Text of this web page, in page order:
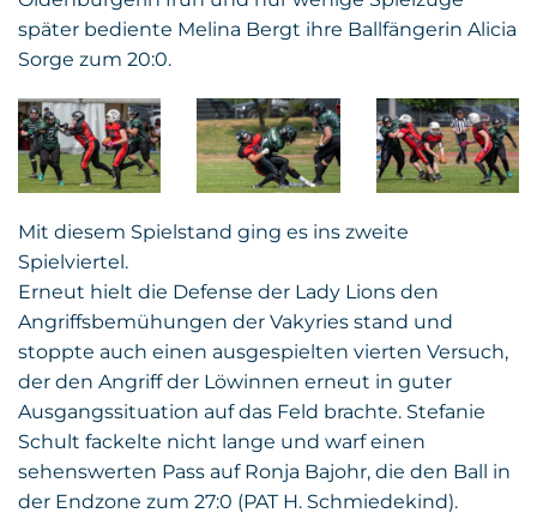
später bediente Melina Bergt ihre Ballfängerin Alicia
Sorge zum 20:0.
Mit diesem Spielstand ging es ins zweite
Spielviertel.
Erneut hielt die Defense der Lady Lions den
Angriffsbemühungen der Vakyries stand und
stoppte auch einen ausgespielten vierten Versuch,
der den Angriff der Löwinnen erneut in guter
Ausgangssituation auf das Feld brachte. Stefanie
Schult fackelte nicht lange und warf einen
sehenswerten Pass auf Ronja Bajohr, die den Ball in
der Endzone zum 27:0 (PAT H. Schmiedekind).